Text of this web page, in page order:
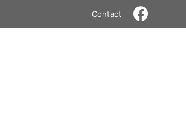
Contact